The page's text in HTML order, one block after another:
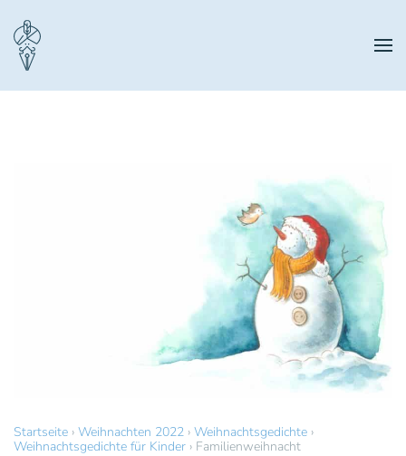
Zum Hauptinhalt springen
Startseite › Weihnachten 2022 › Weihnachtsgedichte ›
Weihnachtsgedichte für Kinder › Familienweihnacht